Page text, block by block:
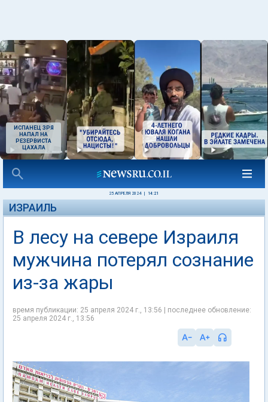
ИСПАНЕЦ ЗРЯ
НАПАЛ НА
РЕЗЕРВИСТА
ЦАХАЛА
25 АПРЕЛЯ 2024 14:21
ИЗРАИЛЬ
В лесу на севере Израиля
мужчина потерял сознание
из-за жары
время публикации: 25 апреля 2024 г., 13:56 | последнее обновление:
25 апреля 2024 г., 13:56